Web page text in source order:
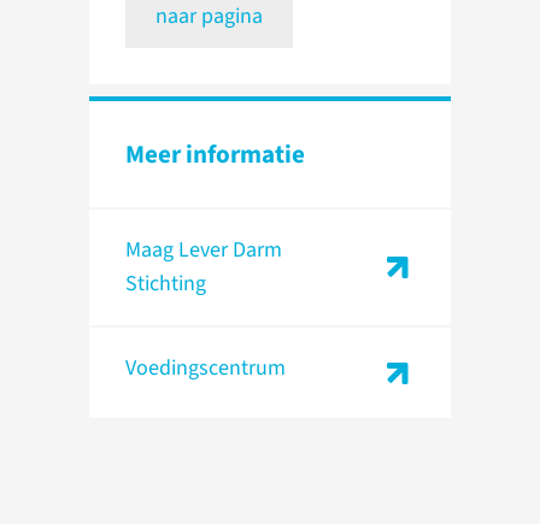
naar pagina
Meer informatie
Maag Lever Darm
Stichting
Voedingscentrum